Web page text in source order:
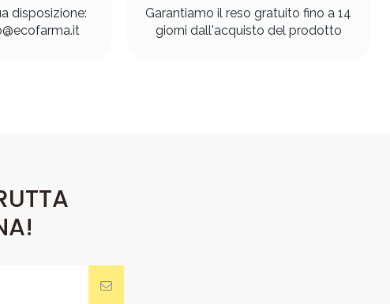
disposizione:
Garantiamo il reso gratuito fino a 14
giorni dall'acquisto del prodotto